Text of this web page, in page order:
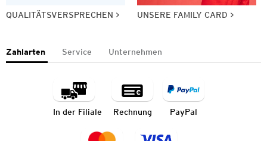
QUALITÄTSVERSPRECHEN UNSERE FAMILY CARD
Zahlarten Service Unternehmen
In der Filiale Rechnung PayPal